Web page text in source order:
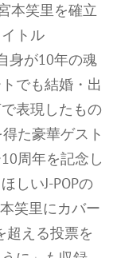
本笑里を確立
トル
身が10年の魂
でも結婚・出
表現したもの
た豪華ゲスト
周年を記念し
しいJ-POPの
笑里にカバー
超える投票を